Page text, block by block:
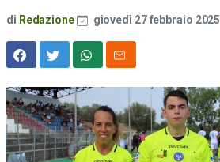
di Redazione giovedì 27 febbraio 2025